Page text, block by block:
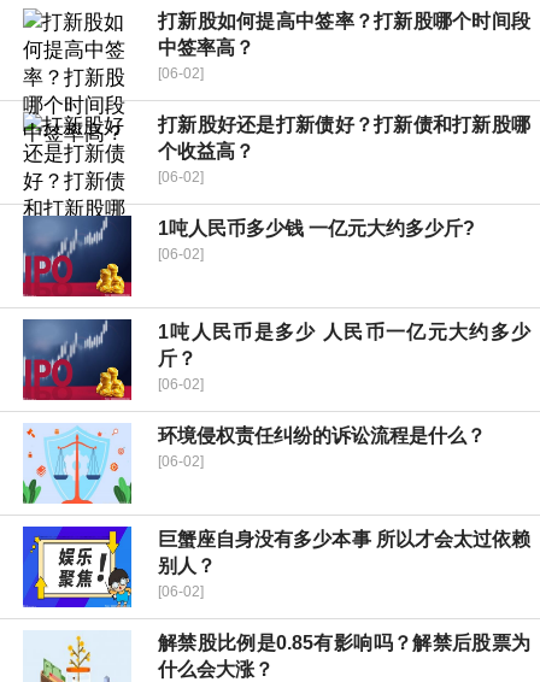
打新股如何提高中签率？打新股哪个时间段
中签率高？
[06-02]
打新股好还是打新债好？打新债和打新股哪
个收益高？
[06-02]
1吨人民币多少钱 一亿元大约多少斤?
[06-02]
1吨人民币是多少 人民币一亿元大约多少
斤？
[06-02]
环境侵权责任纠纷的诉讼流程是什么？
[06-02]
巨蟹座自身没有多少本事 所以才会太过依赖
别人？
[06-02]
解禁股比例是0.85有影响吗？解禁后股票为
什么会大涨？